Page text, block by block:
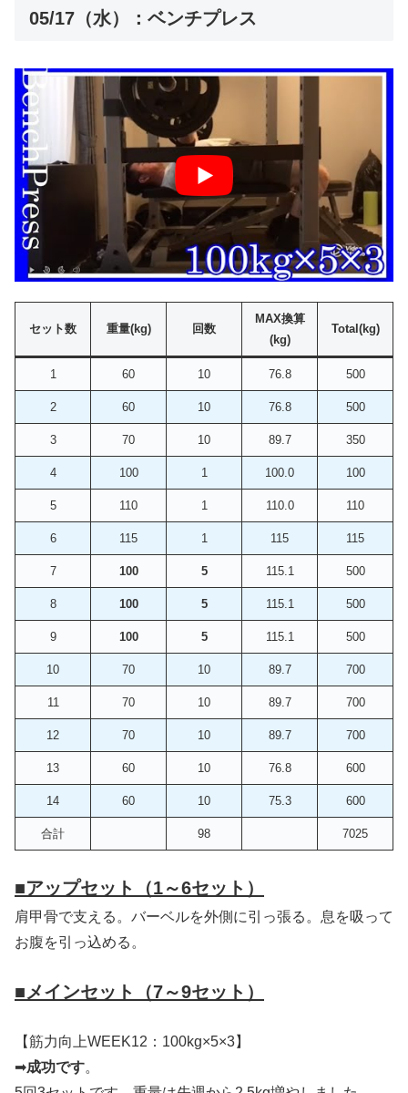
05/17（水）：ベンチプレス
セット数 重量(kg) 回数
MAX換算
(kg)
Total(kg)
1 60 10 76.8 500
2 60 10 76.8 500
3 70 10 89.7 350
4 100 1 100.0 100
5 110 1 110.0 110
6 115 1 115 115
7 100 5 115.1 500
8 100 5 115.1 500
9 100 5 115.1 500
10 70 10 89.7 700
11 70 10 89.7 700
12 70 10 89.7 700
13 60 10 76.8 600
14 60 10 75.3 600
合計 98 7025
■アップセット（1～6セット）
肩甲骨で支える。バーベルを外側に引っ張る。息を吸って
お腹を引っ込める。
■メインセット（7～9セット）
【筋力向上WEEK12：100kg×5×3】
➡成功です。